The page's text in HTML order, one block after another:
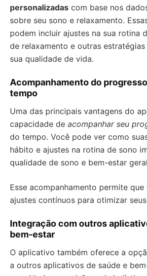
personalizadas com base nos
sobre seu sono e relaxamento.
podem incluir ajustes na sua rotina
de relaxamento e outras
sua qualidade de vida.
Acompanhamento do
tempo
Uma das principais vantagens do
capacidade de acompanhar seu
do tempo. Você pode ver como
hábito e ajustes na rotina de sono
qualidade de sono e bem-estar
Esse acompanhamento permite
ajustes contínuos para otimizar
Integração com outros
bem-estar
O aplicativo também oferece a
a outros aplicativos de saúde e